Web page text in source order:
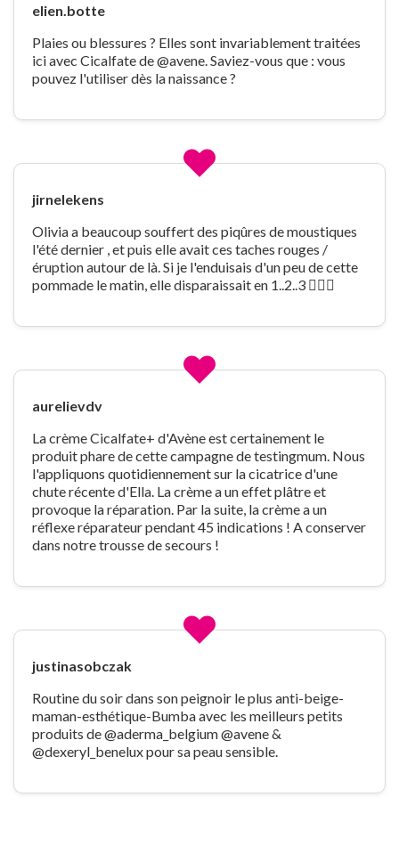
elien.botte
Plaies ou blessures ? Elles sont invariablement traitées
ici avec Cicalfate de @avene. Saviez-vous que : vous
pouvez l'utiliser dès la naissance ?
jirnelekens
Olivia a beaucoup souffert des piqûres de moustiques
l'été dernier , et puis elle avait ces taches rouges /
éruption autour de là. Si je l'enduisais d'un peu de cette
pommade le matin, elle disparaissait en 1..2..3 👍🏼🤍
aurelievdv
La crème Cicalfate+ d'Avène est certainement le
produit phare de cette campagne de testingmum. Nous
l'appliquons quotidiennement sur la cicatrice d'une
chute récente d'Ella. La crème a un effet plâtre et
provoque la réparation. Par la suite, la crème a un
réflexe réparateur pendant 45 indications ! A conserver
dans notre trousse de secours !
justinasobczak
Routine du soir dans son peignoir le plus anti-beige-
maman-esthétique-Bumba avec les meilleurs petits
produits de @aderma_belgium @avene &
@dexeryl_benelux pour sa peau sensible.